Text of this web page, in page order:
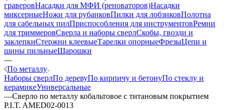
граверовНасадки для МФИ (реноваторов)Насадки
миксерныеНожи для рубанковПилки для лобзиковПолотна
для сабельных пилПриспособления для инструментовРемни
для триммеровСверла и наборы сверлСкобы, гвозди и
заклепкиСтержни клеевыеТарелки опорныеФрезыЦепи и
шины пильныеШарошки
—
По металлу
Наборы сверлПо деревуПо кирпичу и бетонуПо стеклу и
керамикеУниверсальные
—Сверло по металлу кобальтовое с титановым покрытием
P.I.T. AMED02-0013